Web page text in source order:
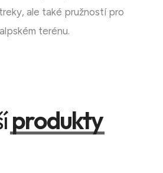
ale také pružností pro
terénu.
produkty